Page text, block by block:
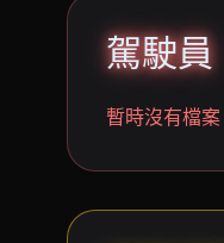
駕駛員
暫時沒有檔案